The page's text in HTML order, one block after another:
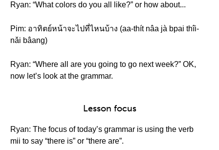
Ryan: “What colors do you all like?” or how about...
Pim: อาทิตย์หน้าจะไปที่ไหนบ้าง (aa-thít nâa jà bpai thîi-
nǎi bâang)
Ryan: “Where all are you going to go next week?” OK,
now let’s look at the grammar.
Lesson focus
Ryan: The focus of today’s grammar is using the verb
mii to say “there is” or “there are”.